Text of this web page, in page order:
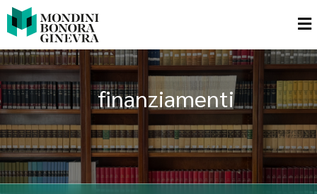
finanziamenti